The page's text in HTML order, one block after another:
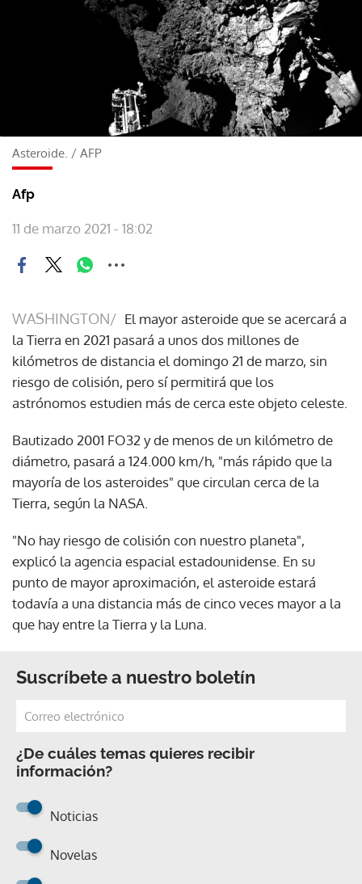
Asteroide. / AFP
Afp
11 de marzo 2021 - 18:02
WASHINGTON/ El mayor asteroide que se acercará a
la Tierra en 2021 pasará a unos dos millones de
kilómetros de distancia el domingo 21 de marzo, sin
riesgo de colisión, pero sí permitirá que los
astrónomos estudien más de cerca este objeto celeste.
Bautizado 2001 FO32 y de menos de un kilómetro de
diámetro, pasará a 124.000 km/h, "más rápido que la
mayoría de los asteroides" que circulan cerca de la
Tierra, según la NASA.
"No hay riesgo de colisión con nuestro planeta",
explicó la agencia espacial estadounidense. En su
punto de mayor aproximación, el asteroide estará
todavía a una distancia más de cinco veces mayor a la
que hay entre la Tierra y la Luna.
Suscríbete a nuestro boletín
¿De cuáles temas quieres recibir
información?
Noticias
Novelas